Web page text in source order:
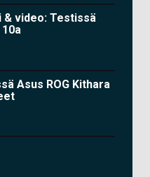
& video: Testissä
Asus ROG Kithara